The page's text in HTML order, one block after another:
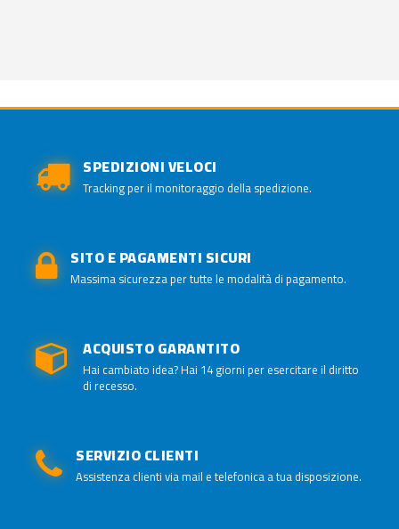
SPEDIZIONI VELOCI
Tracking per il monitoraggio della spedizione.
SITO E PAGAMENTI SICURI
Massima sicurezza per tutte le modalità di pagamento.
ACQUISTO GARANTITO
Hai cambiato idea? Hai 14 giorni per esercitare il diritto
di recesso.
SERVIZIO CLIENTI
Assistenza clienti via mail e telefonica a tua disposizione.